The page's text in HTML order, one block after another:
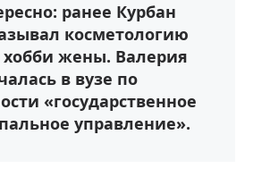
ранее Курбан
косметологию
жены. Валерия
в вузе по
«государственное
управление».